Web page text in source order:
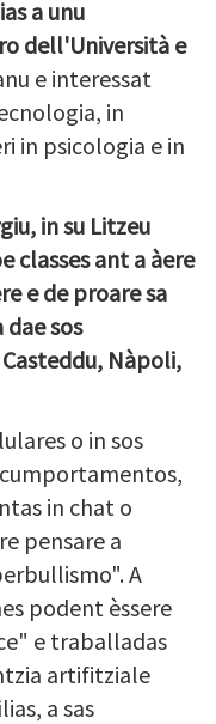
a unu
dell'Università e
e interessat
in
in psicologia e in
in su Litzeu
classes ant a àere
e de proare sa
sos
Nàpoli,
o in sos
in chat o
pensare a
A
podent èssere
e traballadas
artifitziale
a sas